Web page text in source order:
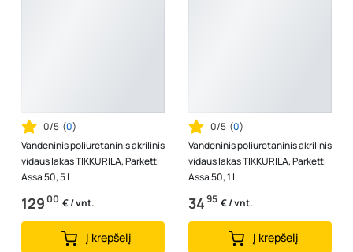
0/5 (0)
Vandeninis poliuretaninis akrilinis
vidaus lakas TIKKURILA, Parketti
Assa 50, 5 l
12900 € / vnt.
Į krepšelį
0/5 (0)
Vandeninis poliuretaninis akrilinis
vidaus lakas TIKKURILA, Parketti
Assa 50, 1 l
3495 € / vnt.
Į krepšelį